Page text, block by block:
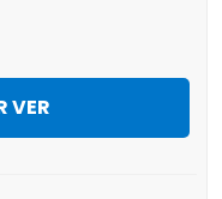
VER